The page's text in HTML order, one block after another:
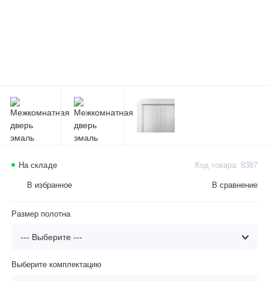
На складе Код товара: 8387
В избранное В сравнение
Размер полотна
Выберите комплектацию